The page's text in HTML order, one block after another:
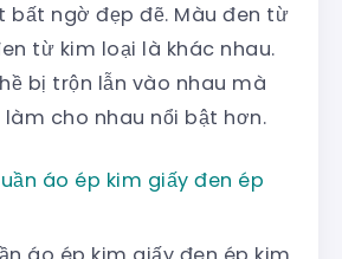
bất ngờ đẹp đẽ. Màu đen từ
từ kim loại là khác nhau.
bị trộn lẫn vào nhau mà
cho nhau nổi bật hơn.